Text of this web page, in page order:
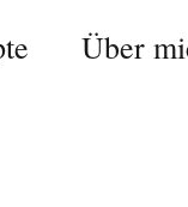
Über